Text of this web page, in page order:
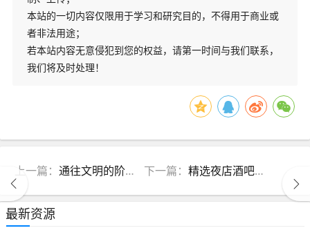
本站的一切内容仅限用于学习和研究目的，不得用于商业或
者非法用途；
若本站内容无意侵犯到您的权益，请第一时间与我们联系，
我们将及时处理！
上一篇： 通往文明的阶梯·甲骨文中国史系列精选集（全10册） 下一篇： 精选夜店酒吧嗨曲榜100首
最新资源